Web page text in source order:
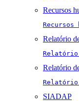
Recursos
Recursos
Relatório
Relatório
SIADAP